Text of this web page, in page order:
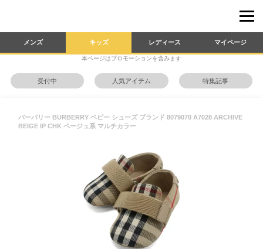
メンズ キッズ レディース マイページ
本ページはプロモーションを含みます
受付中 人気アイテム 特集記事
バーバリー BURBERRY ベビー シューズ ブランド 8079070 A7028 ARCHIVE
BEIGE IP CHK ベージュ系 マルチカラー